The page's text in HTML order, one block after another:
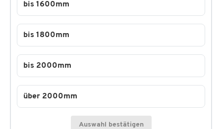
bis 1600mm
bis 1800mm
bis 2000mm
über 2000mm
Auswahl bestätigen